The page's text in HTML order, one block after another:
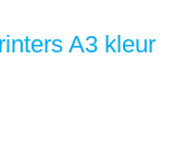
A3 kleur